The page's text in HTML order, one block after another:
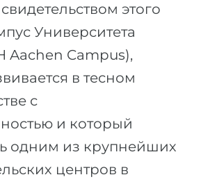
этого
Университета
Aachen Campus),
в тесном
с
и который
одним из крупнейших
центров в